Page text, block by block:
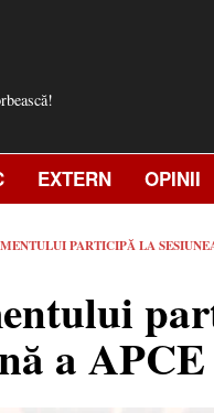
EXTERN OPINII
PARTICIPĂ LA
a APCE